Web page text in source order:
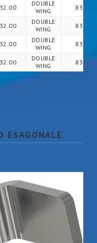
32.00
DOUBLE
WING
83
32.00
DOUBLE
WING
83
32.00
DOUBLE
WING
83
32.00
DOUBLE
WING
83